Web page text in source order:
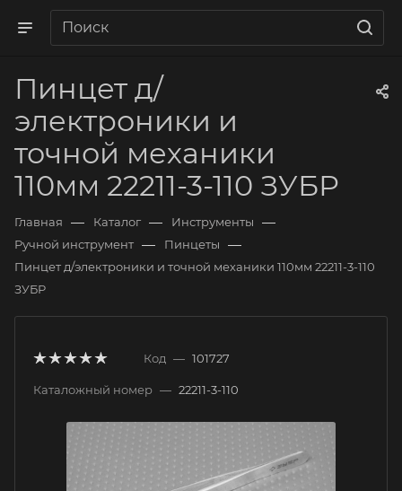
Пинцет д/
электроники и
точной механики
110мм 22211-3-110 ЗУБР
Главная — Каталог — Инструменты —
Ручной инструмент — Пинцеты —
Пинцет д/электроники и точной механики 110мм 22211-3-110
ЗУБР
Код — 101727
Каталожный номер — 22211-3-110